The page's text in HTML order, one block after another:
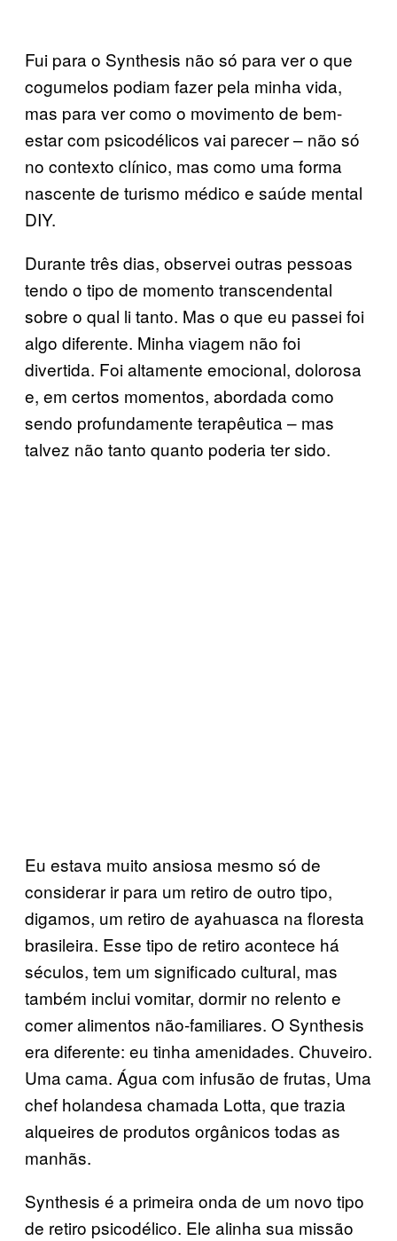
Fui para o Synthesis não só para ver o que
cogumelos podiam fazer pela minha vida,
mas para ver como o movimento de bem-
estar com psicodélicos vai parecer – não só
no contexto clínico, mas como uma forma
nascente de turismo médico e saúde mental
DIY.
Durante três dias, observei outras pessoas
tendo o tipo de momento transcendental
sobre o qual li tanto. Mas o que eu passei foi
algo diferente. Minha viagem não foi
divertida. Foi altamente emocional, dolorosa
e, em certos momentos, abordada como
sendo profundamente terapêutica – mas
talvez não tanto quanto poderia ter sido.
Eu estava muito ansiosa mesmo só de
considerar ir para um retiro de outro tipo,
digamos, um retiro de ayahuasca na floresta
brasileira. Esse tipo de retiro acontece há
séculos, tem um significado cultural, mas
também inclui vomitar, dormir no relento e
comer alimentos não-familiares. O Synthesis
era diferente: eu tinha amenidades. Chuveiro.
Uma cama. Água com infusão de frutas, Uma
chef holandesa chamada Lotta, que trazia
alqueires de produtos orgânicos todas as
manhãs.
Synthesis é a primeira onda de um novo tipo
de retiro psicodélico. Ele alinha sua missão